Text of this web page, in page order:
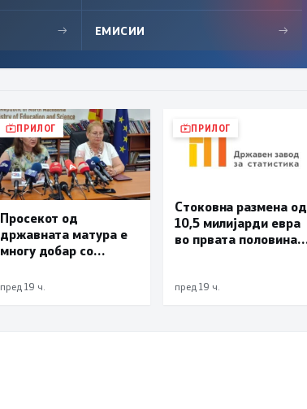
→ ЕМИСИИ →
ПРИЛОГ
Просекот од
државната матура е
многу добар со
пред 19 ч.
ПРИЛОГ
Стоковна размена од
10,5 милијарди евра
во првата половина
зголемува извозот
пред 19 ч.